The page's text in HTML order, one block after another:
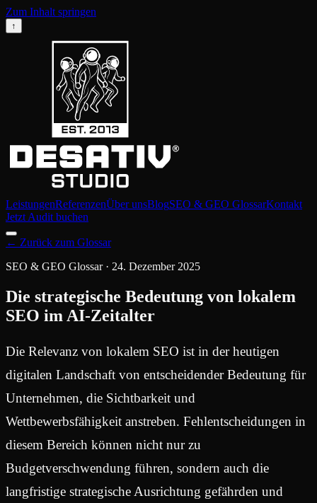
Zum Inhalt springen
↑
LeistungenReferenzenÜber unsBlogSEO & GEO GlossarKontakt
Jetzt Audit buchen
← Zurück zum Glossar
SEO & GEO Glossar· 24. Dezember 2025
Die strategische Bedeutung von lokalem
SEO im AI-Zeitalter
Die Relevanz von lokalem SEO ist in der heutigen
digitalen Landschaft von entscheidender Bedeutung für
Unternehmen, die Sichtbarkeit und
Wettbewerbsfähigkeit anstreben. Fehlentscheidungen in
diesem Bereich können nicht nur zu
Budgetverschwendung führen, sondern auch die
langfristige strategische Ausrichtung gefährden und